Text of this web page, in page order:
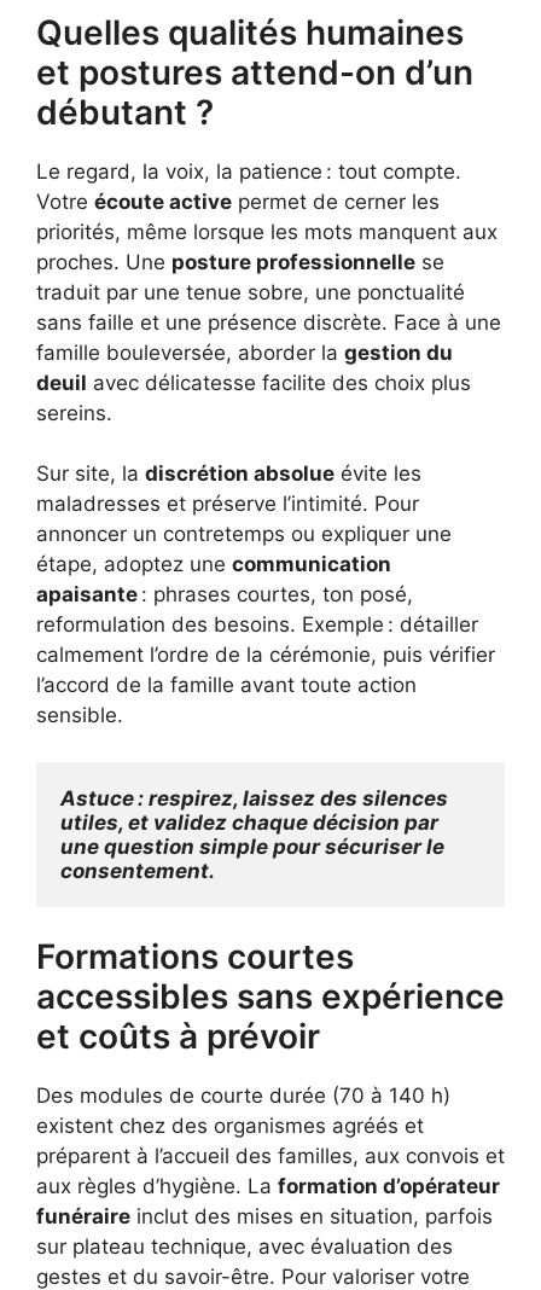
Quelles qualités humaines
et postures attend-on d’un
débutant ?
Le regard, la voix, la patience : tout compte.
Votre écoute active permet de cerner les
priorités, même lorsque les mots manquent aux
proches. Une posture professionnelle se
traduit par une tenue sobre, une ponctualité
sans faille et une présence discrète. Face à une
famille bouleversée, aborder la gestion du
deuil avec délicatesse facilite des choix plus
sereins.
Sur site, la discrétion absolue évite les
maladresses et préserve l’intimité. Pour
annoncer un contretemps ou expliquer une
étape, adoptez une communication
apaisante : phrases courtes, ton posé,
reformulation des besoins. Exemple : détailler
calmement l’ordre de la cérémonie, puis vérifier
l’accord de la famille avant toute action
sensible.
Astuce : respirez, laissez des silences
utiles, et validez chaque décision par
une question simple pour sécuriser le
consentement.
Formations courtes
accessibles sans expérience
et coûts à prévoir
Des modules de courte durée (70 à 140 h)
existent chez des organismes agréés et
préparent à l’accueil des familles, aux convois et
aux règles d’hygiène. La formation d’opérateur
funéraire inclut des mises en situation, parfois
sur plateau technique, avec évaluation des
gestes et du savoir-être. Pour valoriser votre